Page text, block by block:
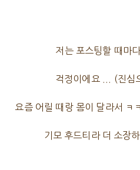
저는 포스팅할 때마
걱정이에요 ... (진심
요즘 어릴 때랑 몸이 달라서 ㅋ
기모 후드티라 더 소장